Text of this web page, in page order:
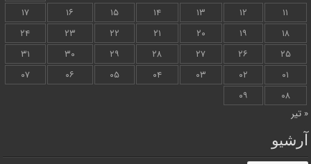
۱۱
۱۲ ۱۳ ۱۴ ۱۵ ۱۶
۱۷
۱۸
۱۹ ۲۰ ۲۱ ۲۲ ۲۳
۲۴
۲۵
۲۶ ۲۷ ۲۸ ۲۹ ۳۰
۳۱
۰۱
۰۲ ۰۳ ۰۴ ۰۵ ۰۶
۰۷
۰۸
۰۹
« تیر
آرشیو